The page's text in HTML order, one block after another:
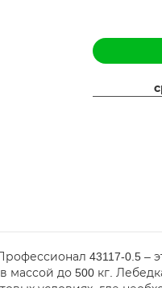
43117-0.5 –
до 500 кг.